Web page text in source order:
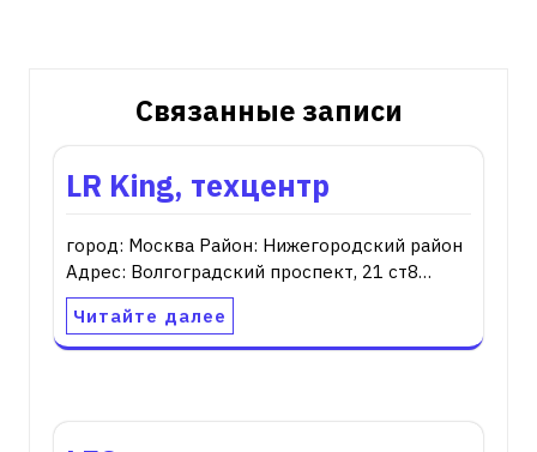
Связанные записи
LR King, техцентр
город: Москва Район: Нижегородский район
Адрес: Волгоградский проспект, 21 ст8…
Читайте далее